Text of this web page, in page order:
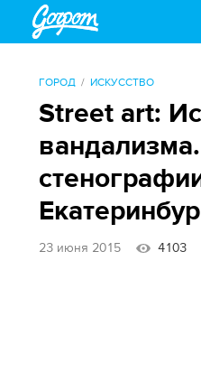
ГОРОД ИСКУССТВО
Street art:
23 июня 2015 4103